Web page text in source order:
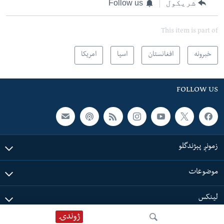
ژوندۍ
شریکول Follow us
This item is part of
خبرونه افغانستان اسیا امریکا
FOLLOW US
زمونږ پېژندگلو
موضوعات
لینکس